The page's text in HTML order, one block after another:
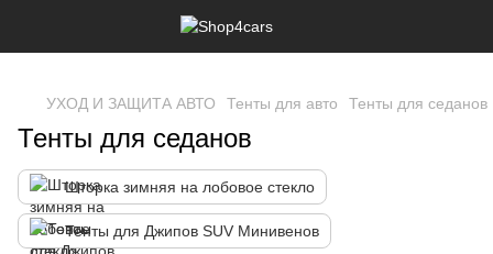
УХОД И ЗАЩИТА АВТО Тенты для авто Тенты для седанов
Тенты для седанов
Шторка зимняя на лобовое стекло
Тенты для Джипов SUV Минивенов